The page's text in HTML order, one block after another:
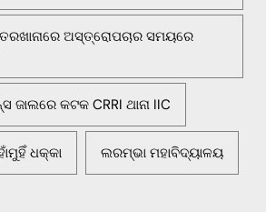
ଅସ୍ତ୍ରୋପଚାର ସମୟରେ
ଜାଲରେ କଟକ CRRI ଥାନା IIC
ଧକ୍କା ଲରମ୍ଭା ମହାବିଦ୍ୟାଳୟ